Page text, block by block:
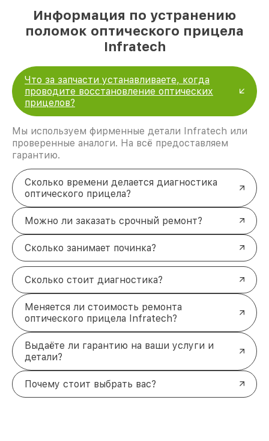
Информация по устранению
поломок оптического прицела
Infratech
Что за запчасти устанавливаете, когда
проводите восстановление оптических
прицелов?
Мы используем фирменные детали Infratech или
проверенные аналоги. На всё предоставляем
гарантию.
Сколько времени делается диагностика
оптического прицела?
Можно ли заказать срочный ремонт?
Сколько занимает починка?
Сколько стоит диагностика?
Меняется ли стоимость ремонта
оптического прицела Infratech?
Выдаёте ли гарантию на ваши услуги и
детали?
Почему стоит выбрать вас?